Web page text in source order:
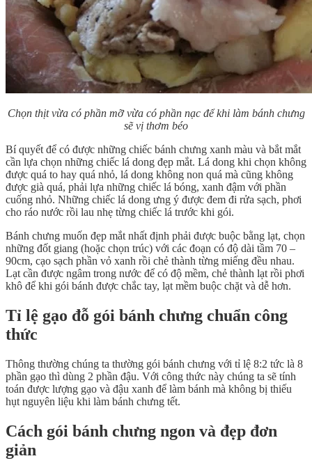
Chọn thịt vừa có phần mỡ vừa có phần nạc để khi làm bánh chưng
sẽ vị thơm béo
Bí quyết để có được những chiếc bánh chưng xanh màu và bắt mắt
cần lựa chọn những chiếc lá dong đẹp mắt. Lá dong khi chọn không
được quá to hay quá nhỏ, lá dong không non quá mà cũng không
được già quá, phải lựa những chiếc lá bóng, xanh đậm với phần
cuống nhỏ. Những chiếc lá dong ưng ý được đem đi rửa sạch, phơi
cho ráo nước rồi lau nhẹ từng chiếc lá trước khi gói.
Bánh chưng muốn đẹp mắt nhất định phải được buộc bằng lạt, chọn
những đốt giang (hoặc chọn trúc) với các đoạn có độ dài tầm 70 –
90cm, cạo sạch phần vỏ xanh rồi chẻ thành từng miếng đều nhau.
Lạt cần được ngâm trong nước để có độ mềm, chẻ thành lạt rồi phơi
khô để khi gói bánh được chắc tay, lạt mềm buộc chặt và dễ hơn.
Tỉ lệ gạo đỗ gói bánh chưng chuẩn công
thức
Thông thường chúng ta thường gói bánh chưng với tỉ lệ 8:2 tức là 8
phần gạo thì dùng 2 phần đậu. Với công thức này chúng ta sẽ tính
toán được lượng gạo và đậu xanh để làm bánh mà không bị thiếu
hụt nguyên liệu khi làm bánh chưng tết.
Cách gói bánh chưng ngon và đẹp đơn
giản